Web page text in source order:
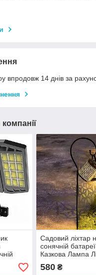
впродовж 14 днів за
Садовий ліхтар
сонячній
Казкова Лампа
кований
580₴